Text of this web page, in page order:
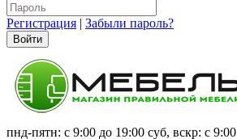
Регистрация | Забыли пароль?
Войти
пнд-пятн: с 9:00 до 19:00 суб, вскр: с